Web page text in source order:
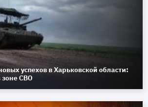
успехов в Харьковской области:
зоне СВО